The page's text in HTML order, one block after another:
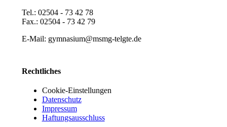
Tel.: 02504 - 73 42 78
Fax.: 02504 - 73 42 79
E-Mail: gymnasium@msmg-telgte.de
Rechtliches
Cookie-Einstellungen
Datenschutz
Impressum
Haftungsausschluss